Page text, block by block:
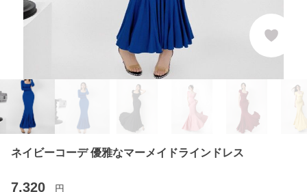
ネイビーコーデ 優雅なマーメイドラインドレス
7,320 円